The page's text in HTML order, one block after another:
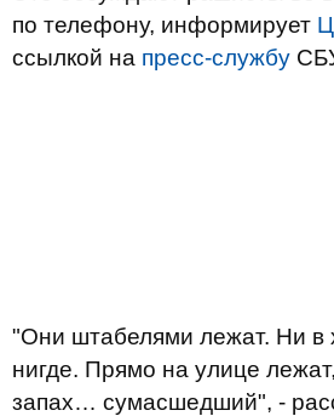
по телефону, информирует
ссылкой на пресс-службу
"Они штабелями лежат. Ни в
нигде. Прямо на улице
запах… сумасшедший", -